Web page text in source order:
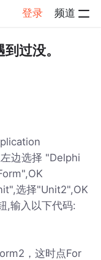
登录 频道
过没。
边选择 "Delphi
选择"Unit2",OK
,输入以下代码:
，这时点For